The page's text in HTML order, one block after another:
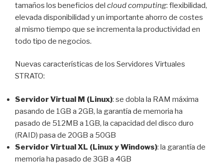
tamaños los beneficios del cloud computing: flexibilidad,
elevada disponibilidad y un importante ahorro de costes
al mismo tiempo que se incrementa la productividad en
todo tipo de negocios.
Nuevas características de los Servidores Virtuales
STRATO:
Servidor Virtual M (Linux): se dobla la RAM máxima
pasando de 1GB a 2GB, la garantía de memoria ha
pasado de 512MB a 1GB, la capacidad del disco duro
(RAID) pasa de 20GB a 50GB
Servidor Virtual XL (Linux y Windows): la garantía de
memoria ha pasado de 3GB a 4GB